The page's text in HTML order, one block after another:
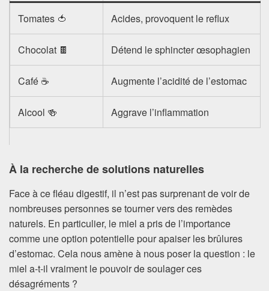
Tomates 🍅 Acides, provoquent le reflux
Chocolat 🍫 Détend le sphincter œsophagien
Café ☕ Augmente l’acidité de l’estomac
Alcool 🍻 Aggrave l’inflammation
À la recherche de solutions naturelles
Face à ce fléau digestif, il n’est pas surprenant de voir de
nombreuses personnes se tourner vers des remèdes
naturels. En particulier, le miel a pris de l’importance
comme une option potentielle pour apaiser les brûlures
d’estomac. Cela nous amène à nous poser la question : le
miel a-t-il vraiment le pouvoir de soulager ces
désagréments ?